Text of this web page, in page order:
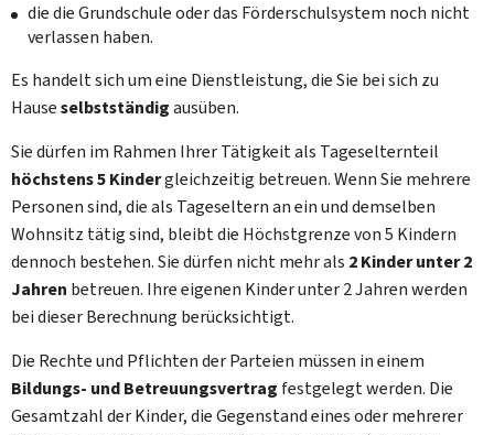
die die Grundschule oder das Förderschulsystem noch nicht
verlassen haben.
Es handelt sich um eine Dienstleistung, die Sie bei sich zu
Hauseselbstständigausüben.
Sie dürfen im Rahmen Ihrer Tätigkeit als Tageselternteil
höchstens5 Kindergleichzeitig betreuen. Wenn Sie mehrere
Personen sind, die als Tageseltern an ein und demselben
Wohnsitz tätig sind, bleibt die Höchstgrenze von 5 Kindern
dennoch bestehen. Sie dürfen nicht mehr als 2 Kinder unter 2
Jahren betreuen. Ihre eigenen Kinder unter 2 Jahren werden
bei dieser Berechnung berücksichtigt.
Die Rechte und Pflichten der Parteien müssen in einem
Bildungs- und Betreuungsvertrag festgelegt werden. Die
Gesamtzahl der Kinder, die Gegenstand eines oder mehrerer